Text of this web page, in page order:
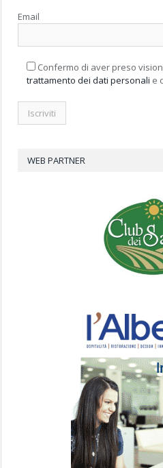
Email
Confermo di aver preso
trattamento dei dati personali e
WEB PARTNER